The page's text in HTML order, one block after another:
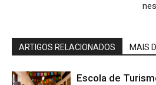
ARTIGOS RELACIONADOS MAIS
Escola de